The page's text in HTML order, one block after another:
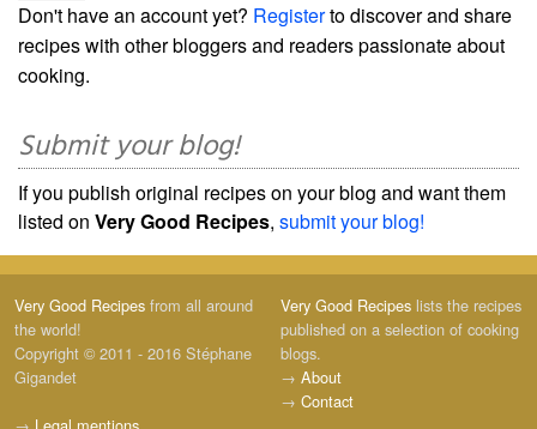
Don't have an account yet? Registerto discover and share
recipes with other bloggers and readers passionate about
cooking.
Submit your blog!
If you publish original recipes on your blog and want them
listed on Very Good Recipes, submit your blog!
Very Good Recipes from all around
the world!
Copyright © 2011 - 2016 Stéphane
Gigandet
Very Good Recipes lists the recipes
published on a selection of cooking
blogs.
→ About
→ Contact